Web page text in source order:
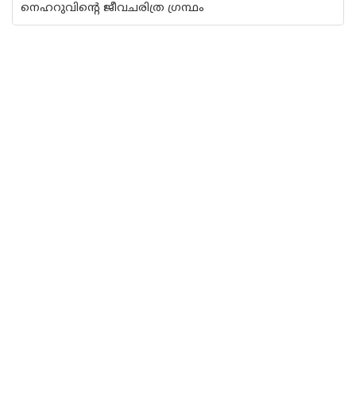
നെഹറുവിന്റെ ജീവചരിത്ര ഗ്രന്ഥം